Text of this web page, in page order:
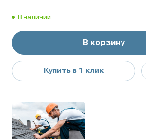
В наличии
В корзину
Купить в 1 клик